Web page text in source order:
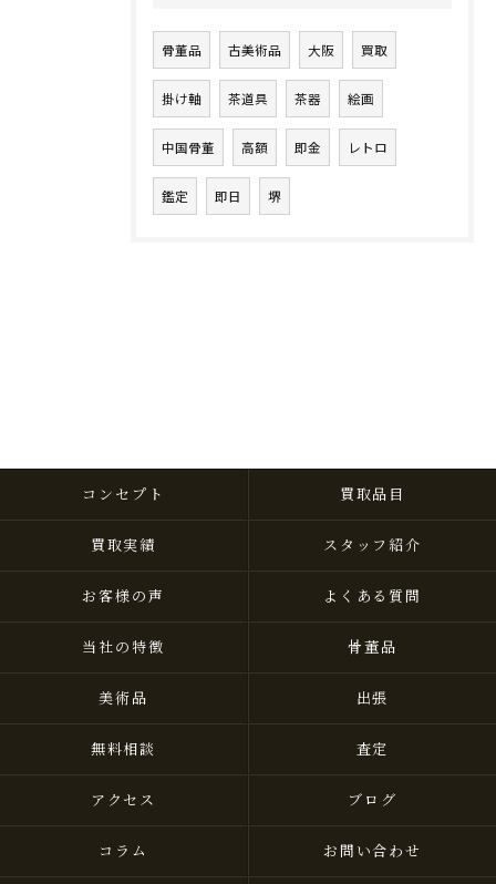
骨董品 古美術品 大阪 買取
掛け軸 茶道具 茶器 絵画
中国骨董 高額 即金 レトロ
鑑定 即日 堺
コンセプト 買取品目
買取実績 スタッフ紹介
お客様の声 よくある質問
当社の特徴 骨董品
美術品 出張
無料相談 査定
アクセス ブログ
コラム お問い合わせ